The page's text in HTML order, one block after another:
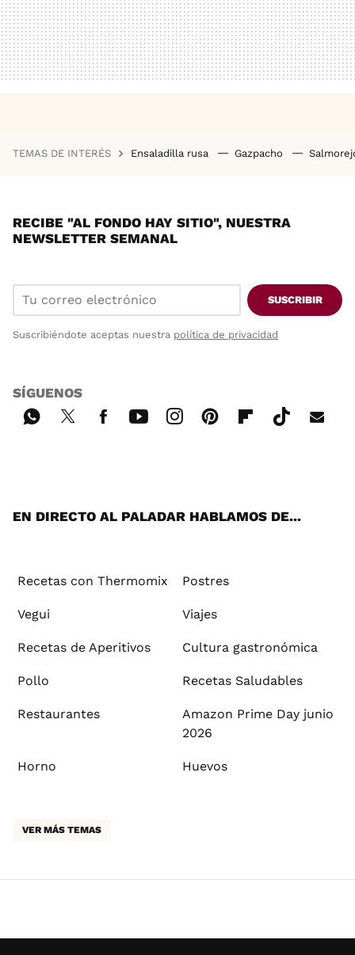
TEMAS DE INTERÉS Ensaladilla rusa Gazpacho
RECIBE "AL FONDO HAY SITIO", NUESTRA
NEWSLETTER SEMANAL
SUSCRIBIR
Suscribiéndote aceptas nuestra política de privacidad
SÍGUENOS
EN DIRECTO AL PALADAR HABLAMOS DE...
Recetas con Thermomix Postres
Vegui Viajes
Recetas de Aperitivos Cultura gastronómica
Pollo Recetas Saludables
Restaurantes
Amazon Prime Day junio
2026
Horno Huevos
VER MÁS TEMAS